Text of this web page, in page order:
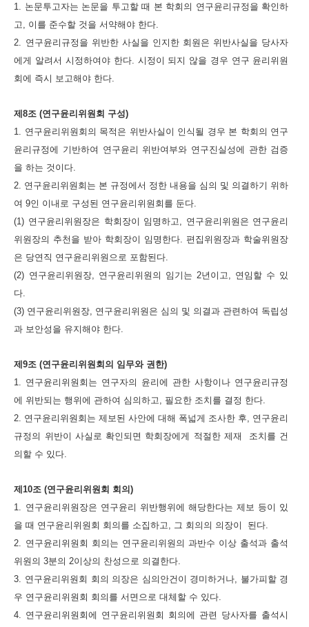
1. 논문투고자는 논문을 투고할 때 본 학회의 연구윤리규정을 확인하
고, 이를 준수할 것을 서약해야 한다.
2. 연구윤리규정을 위반한 사실을 인지한 회원은 위반사실을 당사자
에게 알려서 시정하여야 한다. 시정이 되지 않을 경우 연구 윤리위원
회에 즉시 보고해야 한다.
제8조 (연구윤리위원회 구성)
1. 연구윤리위원회의 목적은 위반사실이 인식될 경우 본 학회의 연구
윤리규정에 기반하여 연구윤리 위반여부와 연구진실성에 관한 검증
을 하는 것이다.
2. 연구윤리위원회는 본 규정에서 정한 내용을 심의 및 의결하기 위하
여 9인 이내로 구성된 연구윤리위원회를 둔다.
(1) 연구윤리위원장은 학회장이 임명하고, 연구윤리위원은 연구윤리
위원장의 추천을 받아 학회장이 임명한다. 편집위원장과 학술위원장
은 당연직 연구윤리위원으로 포함된다.
(2) 연구윤리위원장, 연구윤리위원의 임기는 2년이고, 연임할 수 있
다.
(3) 연구윤리위원장, 연구윤리위원은 심의 및 의결과 관련하여 독립성
과 보안성을 유지해야 한다.
제9조 (연구윤리위원회의 임무와 권한)
1. 연구윤리위원회는 연구자의 윤리에 관한 사항이나 연구윤리규정
에 위반되는 행위에 관하여 심의하고, 필요한 조치를 결정 한다.
2. 연구윤리위원회는 제보된 사안에 대해 폭넓게 조사한 후, 연구윤리
규정의 위반이 사실로 확인되면 학회장에게 적절한 제재 조치를 건
의할 수 있다.
제10조 (연구윤리위원회 회의)
1. 연구윤리위원장은 연구윤리 위반행위에 해당한다는 제보 등이 있
을 때 연구윤리위원회 회의를 소집하고, 그 회의의 의장이 된다.
2. 연구윤리위원회 회의는 연구윤리위원의 과반수 이상 출석과 출석
위원의 3분의 2이상의 찬성으로 의결한다.
3. 연구윤리위원회 회의 의장은 심의안건이 경미하거나, 불가피할 경
우 연구윤리위원회 회의를 서면으로 대체할 수 있다.
4. 연구윤리위원회에 연구윤리위원회 회의에 관련 당사자를 출석시